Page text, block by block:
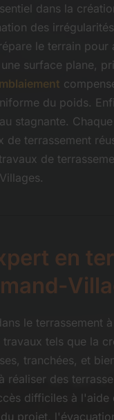
dans la
des
le terrain
surface plane,
du poids.
stagnante.
terrassement
de
en
le terrassement
tels que la
tranchées, et
réaliser des
difficiles à l'aide
projet,